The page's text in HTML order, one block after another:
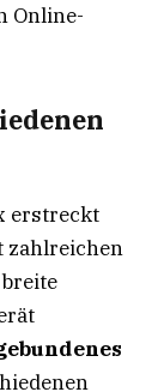
Online-
erstreckt
zahlreichen